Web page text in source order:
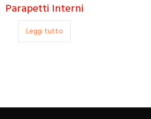
Parapetti Interni
Leggi tutto